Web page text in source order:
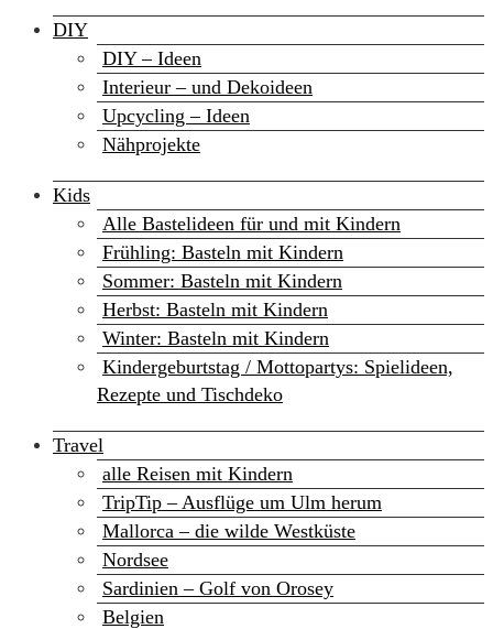
DIY
DIY – Ideen
Interieur – und Dekoideen
Upcycling – Ideen
Nähprojekte
Kids
Alle Bastelideen für und mit Kindern
Frühling: Basteln mit Kindern
Sommer: Basteln mit Kindern
Herbst: Basteln mit Kindern
Winter: Basteln mit Kindern
Kindergeburtstag / Mottopartys: Spielideen,
Rezepte und Tischdeko
Travel
alle Reisen mit Kindern
TripTip – Ausflüge um Ulm herum
Mallorca – die wilde Westküste
Nordsee
Sardinien – Golf von Orosey
Belgien